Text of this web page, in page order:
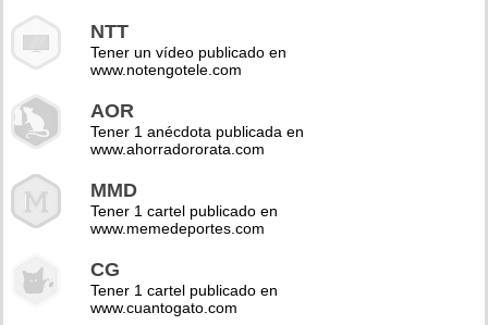
NTT
Tener un vídeo publicado en
www.notengotele.com
AOR
Tener 1 anécdota publicada en
www.ahorradororata.com
MMD
Tener 1 cartel publicado en
www.memedeportes.com
CG
Tener 1 cartel publicado en
www.cuantogato.com